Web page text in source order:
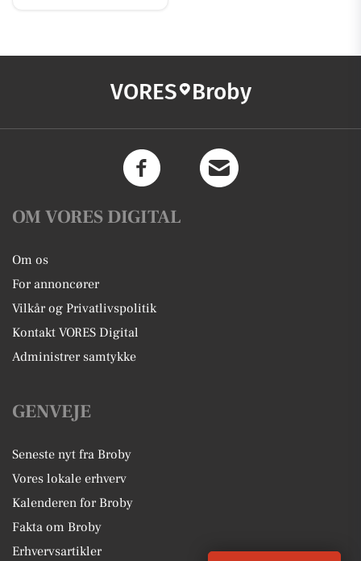
VORES Broby
OM VORES DIGITAL
Om os
For annoncører
Vilkår og Privatlivspolitik
Kontakt VORES Digital
Administrer samtykke
GENVEJE
Seneste nyt fra Broby
Vores lokale erhverv
Kalenderen for Broby
Fakta om Broby
Erhvervsartikler